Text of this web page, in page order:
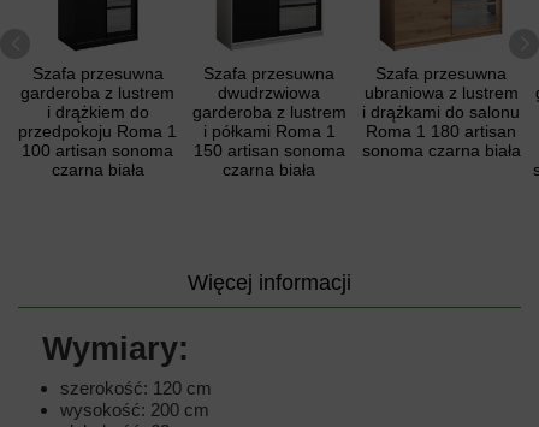
Szafa przesuwna
garderoba z lustrem
i drążkiem do
przedpokoju Roma 1
100 artisan sonoma
czarna biała
Szafa przesuwna
dwudrzwiowa
garderoba z lustrem
i półkami Roma 1
150 artisan sonoma
czarna biała
Szafa przesuwna
ubraniowa z lustrem
i drążkami do salonu
Roma 1 180 artisan
sonoma czarna biała
Więcej informacji
Wymiary:
szerokość: 120 cm
wysokość: 200 cm